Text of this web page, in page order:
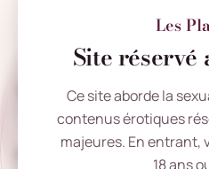
Les
Site réservé
Ce site aborde la
contenus érotiques
majeures. En entrant,
18 ans
Mentions
Retrouvez les informations